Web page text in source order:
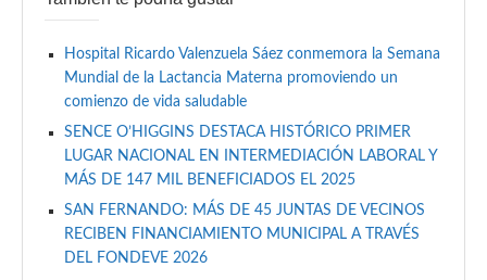
Hospital Ricardo Valenzuela Sáez conmemora la Semana
Mundial de la Lactancia Materna promoviendo un
comienzo de vida saludable
SENCE O’HIGGINS DESTACA HISTÓRICO PRIMER
LUGAR NACIONAL EN INTERMEDIACIÓN LABORAL Y
MÁS DE 147 MIL BENEFICIADOS EL 2025
SAN FERNANDO: MÁS DE 45 JUNTAS DE VECINOS
RECIBEN FINANCIAMIENTO MUNICIPAL A TRAVÉS
DEL FONDEVE 2026